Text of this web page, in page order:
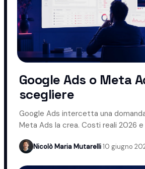
Google Ads o Meta
scegliere
Google Ads intercetta una
Meta Ads la crea. Costi reali 2026
davvero.
Nicolò Maria Mutarelli·10 giugno